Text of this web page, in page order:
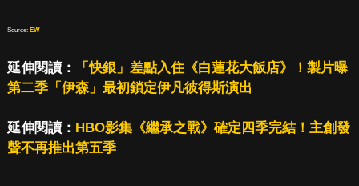
Source: EW
延伸閱讀：
「快銀」差點入住《白蓮花大飯店》！製片曝
第二季「伊森」最初鎖定伊凡彼得斯演出
延伸閱讀： HBO影集《繼承之戰》確定四季完結！主創發
聲不再推出第五季